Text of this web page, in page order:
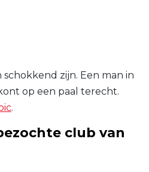
zijn. Een man in
op een paal terecht.
.
club van